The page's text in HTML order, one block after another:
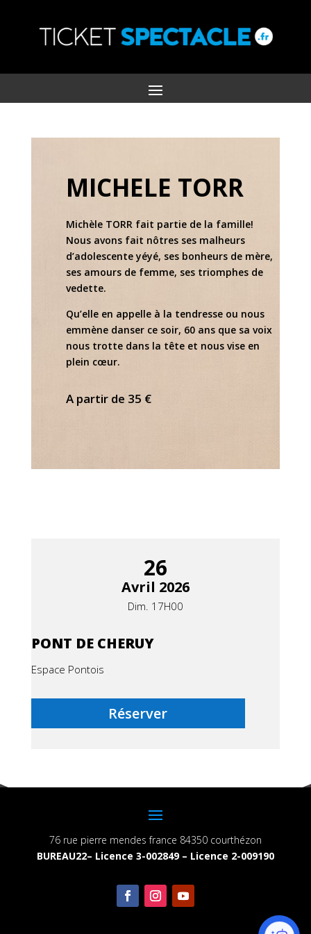
MICHELE TORR
Michèle TORR fait partie de la famille!
Nous avons fait nôtres ses malheurs
d’adolescente yéyé, ses bonheurs de mère,
ses amours de femme, ses triomphes de
vedette.
Qu’elle en appelle à la tendresse ou nous
emmène danser ce soir, 60 ans que sa voix
nous trotte dans la tête et nous vise en
plein cœur.
A partir de 35 €
26
Avril 2026
Dim. 17H00
PONT DE CHERUY
Espace Pontois
Réserver
76 rue pierre mendes france 84350 courthézon
BUREAU22– Licence 3-002849 – Licence 2-009190